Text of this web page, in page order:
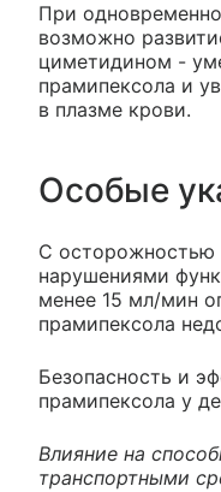
При
возможно
циметидином -
прамипексола и
в плазме крови.
Особые
С осторожностью
нарушениями
менее 15 мл/мин
прамипексола
Безопасность и
прамипексола у
Влияние на
транспортными